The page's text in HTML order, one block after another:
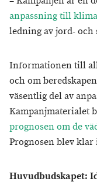
anpassning till
ledning av jord-
Informationen till
och om
väsentlig del av
Kampanjmaterialet
prognosen om de
Prognosen blev
Huvudbudskapet: